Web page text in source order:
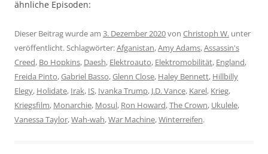
ähnliche Episoden:
Dieser Beitrag wurde am 3. Dezember 2020von Christoph W. unter
veröffentlicht. Schlagwörter:Afganistan,Amy Adams,Assassin's
Creed, Bo Hopkins, Daesh, Elektroauto, Elektromobilität, England,
Freida Pinto,Gabriel Basso,Glenn Close, Haley Bennett, Hillbilly
Elegy, Holidate, Irak, IS, Ivanka Trump, J.D. Vance, Karel, Krieg,
Kriegsfilm, Monarchie, Mosul, Ron Howard,The Crown, Ukulele,
Vanessa Taylor,Wah-wah,War Machine,Winterreifen.